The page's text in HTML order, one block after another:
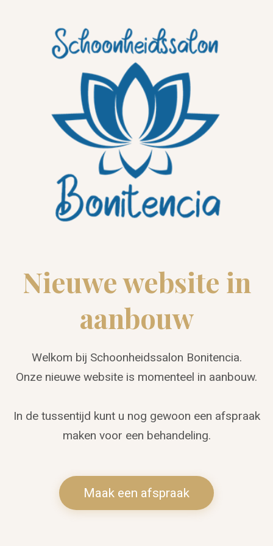
Nieuwe website in
aanbouw
Welkom bij Schoonheidssalon Bonitencia.
Onze nieuwe website is momenteel in aanbouw.
In de tussentijd kunt u nog gewoon een afspraak
maken voor een behandeling.
Maak een afspraak